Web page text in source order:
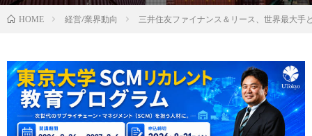
HOME 経営/業界動向 三井住友ファイナンス＆リース、世界最大手